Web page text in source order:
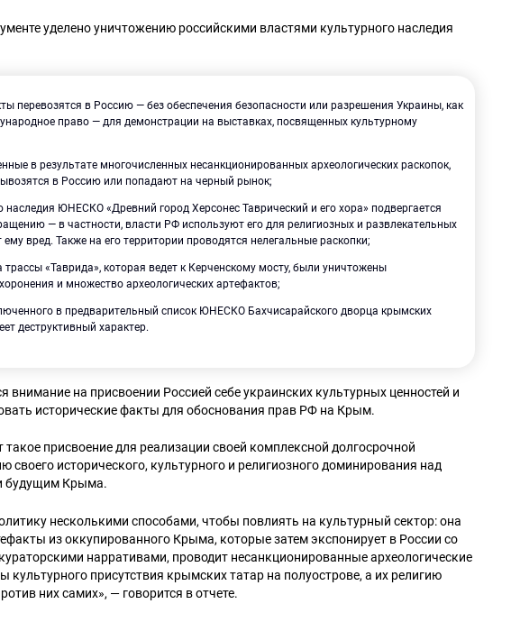
уделено уничтожению российскими властями культурного наследия
перевозятся в Россию — без обеспечения безопасности или разрешения Украины, как
право — для демонстрации на выставках, посвященных культурному
в результате многочисленных несанкционированных археологических раскопок,
в Россию или попадают на черный рынок;
наследия ЮНЕСКО «Древний город Херсонес Таврический и его хора» подвергается
— в частности, власти РФ используют его для религиозных и развлекательных
ему вред. Также на его территории проводятся нелегальные раскопки;
трассы «Таврида», которая ведет к Керченскому мосту, были уничтожены
и множество археологических артефактов;
в предварительный список ЮНЕСКО Бахчисарайского дворца крымских
деструктивный характер.
внимание на присвоении Россией себе украинских культурных ценностей и
исторические факты для обоснования прав РФ на Крым.
такое присвоение для реализации своей комплексной долгосрочной
своего исторического, культурного и религиозного доминирования над
будущим Крыма.
несколькими способами, чтобы повлиять на культурный сектор: она
из оккупированного Крыма, которые затем экспонирует в России со
нарративами, проводит несанкциониро­ванные археологические
культурного присутствия крымских татар на полуострове, а их религию
них самих», — говорится в отчете.